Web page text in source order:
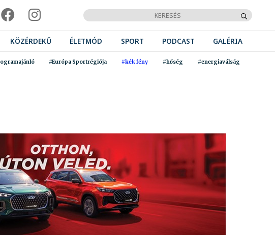
KÖZÉRDEKŰ ÉLETMÓD SPORT PODCAST GALÉRIA
#Európa Sportrégiója #kék fény #hőség #energiaválság